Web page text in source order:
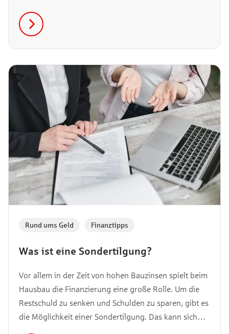
Generationenvertrags und welche Besonderheiten
bringt er mit sich?
Was ist eine Sondertilgung?
Rund ums Geld Finanztipps
Vor allem in der Zeit von hohen Bauzinsen spielt beim
Hausbau die Finanzierung eine große Rolle. Um die
Restschuld zu senken und Schulden zu sparen, gibt es
die Möglichkeit einer Sondertilgung. Das kann sich